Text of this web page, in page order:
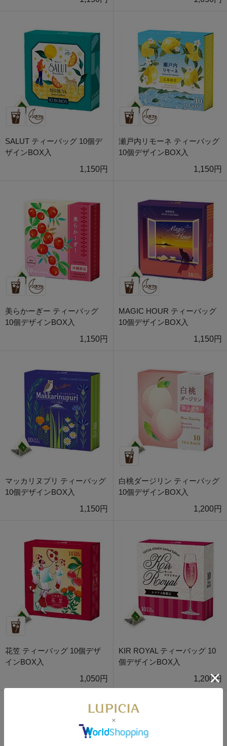
SALUT ティーバッグ 10個デ
ザインBOX入
1,150円
瀬戸内リモーネ ティーバッグ
10個デザインBOX入
1,150円
美らかーぎー ティーバッグ
10個デザインBOX入
1,150円
MAGIC HOUR ティーバッグ
10個デザインBOX入
1,150円
マッカリヌプリ ティーバッグ
10個デザインBOX入
1,150円
白桃ダージリン ティーバッグ
10個デザインBOX入
1,200円
花笠 ティーバッグ 10個デザ
インBOX入
1,050円
KIR ROYAL ティーバッグ 10
個デザインBOX入
1,200円